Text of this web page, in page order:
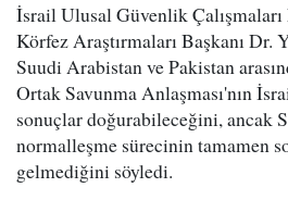
İsrail Ulusal Güvenlik
Körfez Araştırmaları Başkanı Dr.
Suudi Arabistan ve Pakistan
Ortak Savunma Anlaşması'nın
sonuçlar doğurabileceğini, ancak
normalleşme sürecinin tamamen
gelmediğini söyledi.